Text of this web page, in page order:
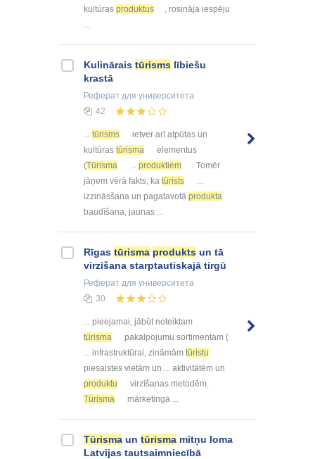
kultūras produktus
, rosināja iespēju
...
Kulinārais tūrisms lībiešu
krastā
Реферат для университета
42
... tūrisms
ietver arī atpūtas un
kultūras tūrisma
elementus
(Tūrisma ... produktiem
. Tomēr
jāņem vērā fakts, ka tūrists
...
izzināsšana un pagatavotā produkta
baudīšana, jaunas ...
Rīgas tūrisma produkts un tā
virzīšana starptautiskajā tirgū
Реферат для университета
30
... pieejamai, jābūt noteiktam
tūrisma
pakalpojumu sortimentam (
... infrastruktūrai, zināmām tūristu
piesaistes vietām un ... aktivitātēm un
produktu
virzīšanas metodēm.
Tūrisma
mārketinga ...
Tūrisma un tūrisma mītņu loma
Latvijas tautsaimniecībā